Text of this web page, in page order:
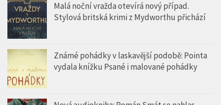
Malá noční vražda otevírá nový případ.
Stylová britská krimi z Mydworthu přichází
Známé pohádky v laskavější podobě: Pointa
vydala knížku Psané i malované pohádky